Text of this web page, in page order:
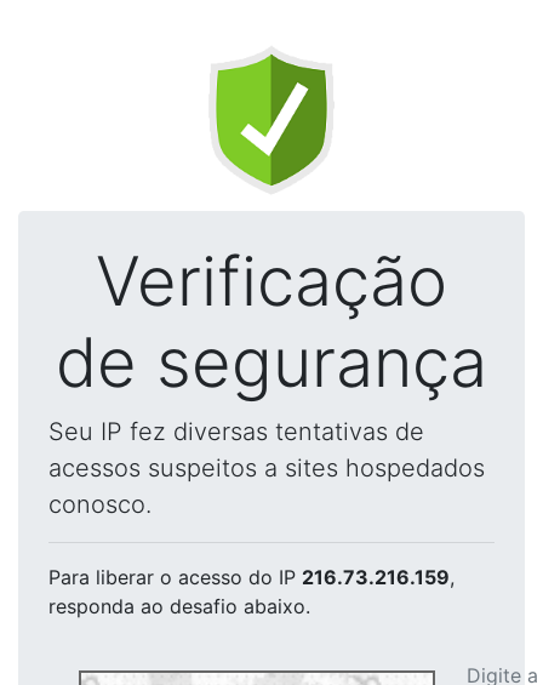
Verificação
de segurança
Seu IP fez diversas tentativas de
acessos suspeitos a sites hospedados
conosco.
Para liberar o acesso do IP 216.73.216.159,
responda ao desafio abaixo.
Digite